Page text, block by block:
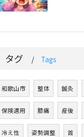
タグ Tags
和歌山市 整体 鍼灸
保険適用 膝痛 産後
冷え性 姿勢調整 首